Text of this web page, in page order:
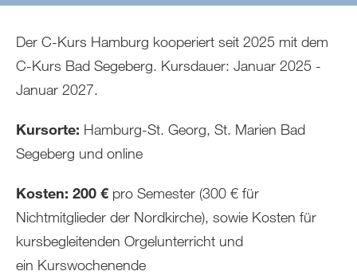
Der C-Kurs Hamburg kooperiert seit 2025 mit dem
C-Kurs Bad Segeberg. Kursdauer: Januar 2025 -
Januar 2027.
Kursorte: Hamburg-St. Georg, St. Marien Bad
Segeberg und online
Kosten: 200 € pro Semester (300 € für
Nichtmitglieder der Nordkirche), sowie Kosten für
kursbegleitenden Orgelunterricht und
ein Kurswochenende